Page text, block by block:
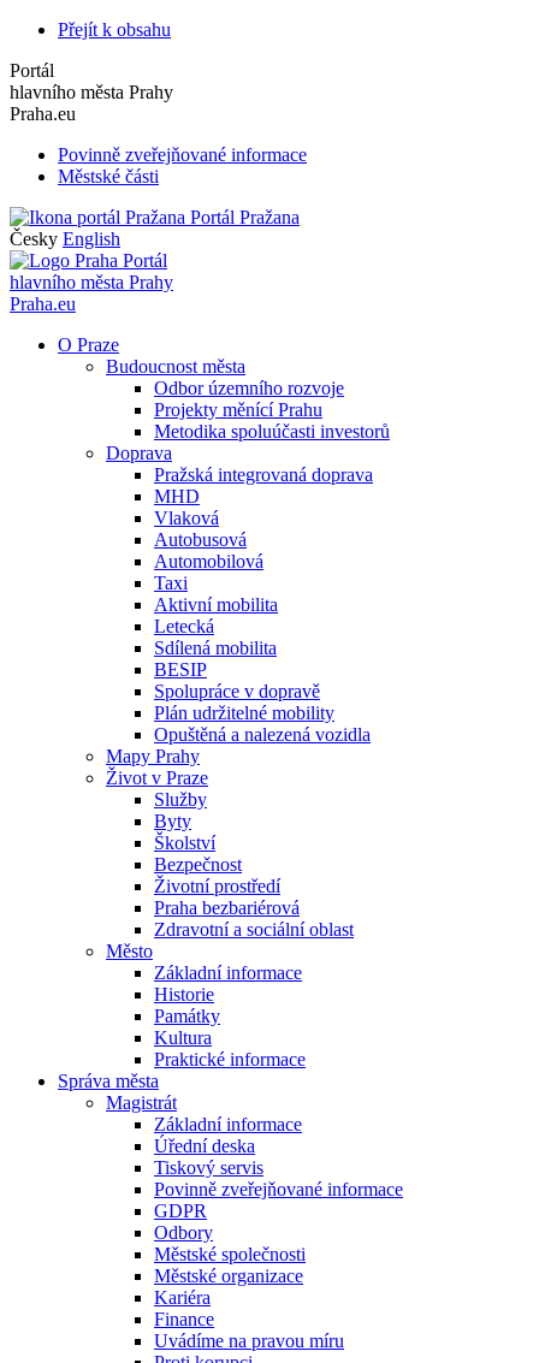
Přejít k obsahu
Portál
hlavního města Prahy
Praha.eu
Povinně zveřejňované informace
Městské části
Portál Pražana
Česky English
Portál
hlavního města Prahy
Praha.eu
O Praze
Budoucnost města
Odbor územního rozvoje
Projekty měnící Prahu
Metodika spoluúčasti investorů
Doprava
Pražská integrovaná doprava
MHD
Vlaková
Autobusová
Automobilová
Taxi
Aktivní mobilita
Letecká
Sdílená mobilita
BESIP
Spolupráce v dopravě
Plán udržitelné mobility
Opuštěná a nalezená vozidla
Mapy Prahy
Život v Praze
Služby
Byty
Školství
Bezpečnost
Životní prostředí
Praha bezbariérová
Zdravotní a sociální oblast
Město
Základní informace
Historie
Památky
Kultura
Praktické informace
Správa města
Magistrát
Základní informace
Úřední deska
Tiskový servis
Povinně zveřejňované informace
GDPR
Odbory
Městské společnosti
Městské organizace
Kariéra
Finance
Uvádíme na pravou míru